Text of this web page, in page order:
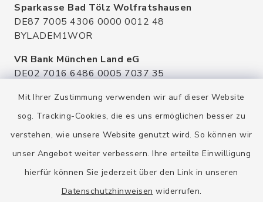
Mit Ihrer Zustimmung verwenden wir auf dieser Website
sog. Tracking-Cookies, die es uns ermöglichen besser zu
verstehen, wie unsere Website genutzt wird. So können wir
unser Angebot weiter verbessern. Ihre erteilte Einwilligung
hierfür können Sie jederzeit über den Link in unseren
Datenschutzhinweisen widerrufen.
Sparkasse Bad Tölz Wolfratshausen
DE87 7005 4306 0000 0012 48
BYLADEM1WOR
VR Bank München Land eG
DE02 7016 6486 0005 7037 35
Raiffeisenbank Isar Loisachtal eG
DE92 7016 9543 0001 0005 00
GENODEF1HHS
HypoVereinsbank
DE20 7002 0270 3630 1010 09
HYVEDEMMXXX